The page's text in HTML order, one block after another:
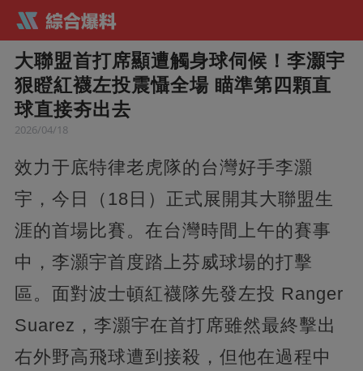
大聯盟首打席顯遭觸身球伺候！李灝宇
狠瞪紅襪左投震懾全場 瞄準第四顆直
球直接夯出去
2026/04/18
效力于底特律老虎隊的台灣好手李灝
宇，今日（18日）正式展開其大聯盟生
涯的首場比賽。在台灣時間上午的賽事
中，李灝宇首度踏上芬威球場的打擊
區。面對波士頓紅襪隊先發左投 Ranger
Suarez，李灝宇在首打席雖然最終擊出
右外野高飛球遭到接殺，但他在過程中